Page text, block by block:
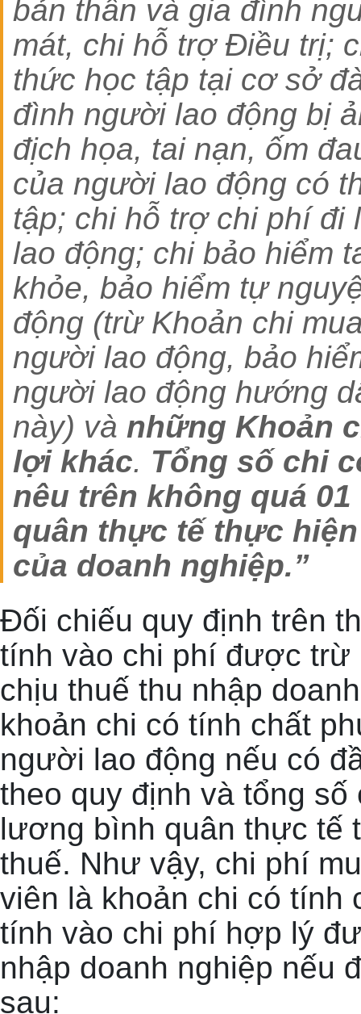
bản thân và gia đình
mát, chi hỗ trợ Điều trị;
thức học tập tại cơ sở
đình người lao động bị
địch họa, tai nạn, ốm
của người lao động có
tập; chi hỗ trợ chi phí đi
lao động; chi bảo hiểm
khỏe, bảo hiểm tự
động (trừ Khoản chi
người lao động, bảo
người lao động hướng
này) và những Khoản
lợi khác. Tổng số chi
nêu trên không quá
quân thực tế thực
của doanh nghiệp.”
Đối chiếu quy định trên
tính vào chi phí được trừ
chịu thuế thu nhập
khoản chi có tính chất
người lao động nếu có
theo quy định và tổng
lương bình quân thực tế
thuế. Như vậy, chi phí
viên là khoản chi có
tính vào chi phí hợp lý
nhập doanh nghiệp nếu
sau: